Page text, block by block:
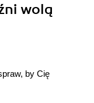
wolą
by Cię